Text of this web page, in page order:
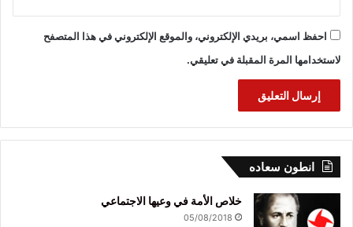
احفظ اسمي، بريدي الإلكتروني، والموقع الإلكتروني في هذا المتصفح
لاستخدامها المرة المقبلة في تعليقي.
انطون سعاده
خلاص الأمة في وعيها الاجتماعي
05/08/2018